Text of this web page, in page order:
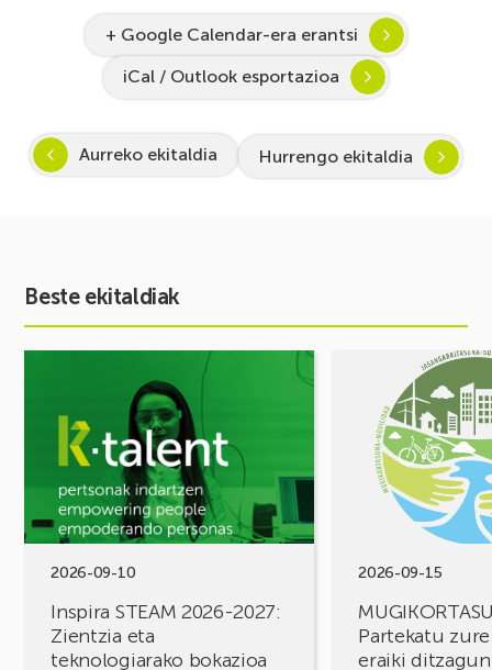
+ Google Calendar-era erantsi
iCal / Outlook esportazioa
Aurreko ekitaldia Hurrengo ekitaldia
Beste ekitaldiak
2026-09-10
Inspira STEAM 2026-2027:
Zientzia eta
teknologiarako bokazioa
STEAM
Zientzia
eta
teknologiarako
bokazioa
2026-09-15
Partekatu
eraiki ditzagun
MUGIKORTASUN
FOROA
Partekatu
erronkak,
irtenbideak!